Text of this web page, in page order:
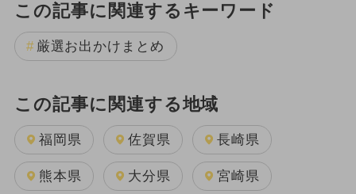
この記事に関連するキーワード
厳選お出かけまとめ
この記事に関連する地域
福岡県 佐賀県 長崎県
熊本県 大分県 宮崎県